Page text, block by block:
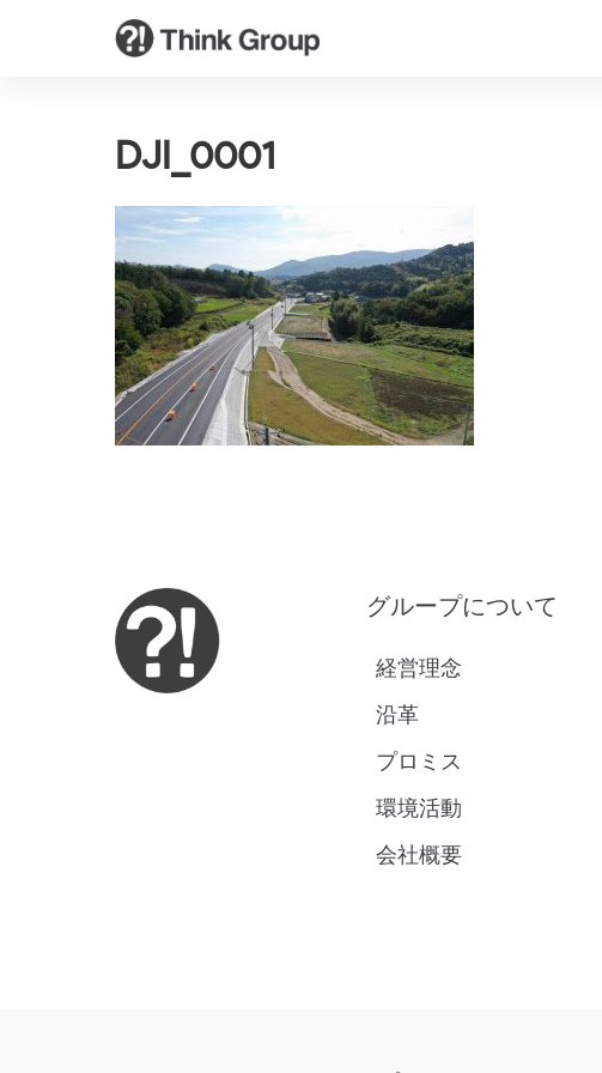
DJI_0001
グループについて
経営理念
沿革
プロミス
環境活動
会社概要